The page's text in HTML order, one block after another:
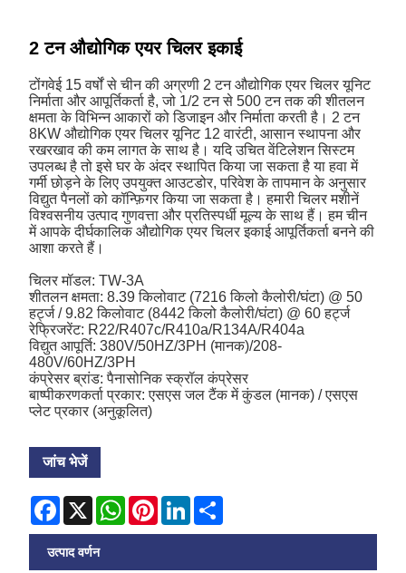
2 टन औद्योगिक एयर चिलर इकाई
टोंगवेई 15 वर्षों से चीन की अग्रणी 2 टन औद्योगिक एयर चिलर यूनिट
निर्माता और आपूर्तिकर्ता है, जो 1/2 टन से 500 टन तक की शीतलन
क्षमता के विभिन्न आकारों को डिजाइन और निर्माता करती है। 2 टन
8KW औद्योगिक एयर चिलर यूनिट 12 वारंटी, आसान स्थापना और
रखरखाव की कम लागत के साथ है। यदि उचित वेंटिलेशन सिस्टम
उपलब्ध है तो इसे घर के अंदर स्थापित किया जा सकता है या हवा में
गर्मी छोड़ने के लिए उपयुक्त आउटडोर, परिवेश के तापमान के अनुसार
विद्युत पैनलों को कॉन्फ़िगर किया जा सकता है। हमारी चिलर मशीनें
विश्वसनीय उत्पाद गुणवत्ता और प्रतिस्पर्धी मूल्य के साथ हैं। हम चीन
में आपके दीर्घकालिक औद्योगिक एयर चिलर इकाई आपूर्तिकर्ता बनने की
आशा करते हैं।
चिलर मॉडल: TW-3A
शीतलन क्षमता: 8.39 किलोवाट (7216 किलो कैलोरी/घंटा) @ 50
हर्ट्ज / 9.82 किलोवाट (8442 किलो कैलोरी/घंटा) @ 60 हर्ट्ज
रेफ्रिजरेंट: R22/R407c/R410a/R134A/R404a
विद्युत आपूर्ति: 380V/50HZ/3PH (मानक)/208-
480V/60HZ/3PH
कंप्रेसर ब्रांड: पैनासोनिक स्क्रॉल कंप्रेसर
बाष्पीकरणकर्ता प्रकार: एसएस जल टैंक में कुंडल (मानक) / एसएस
प्लेट प्रकार (अनुकूलित)
जांच भेजें
Facebook
X WhatsApp
PinterestLinkedIn
उत्पाद वर्णन